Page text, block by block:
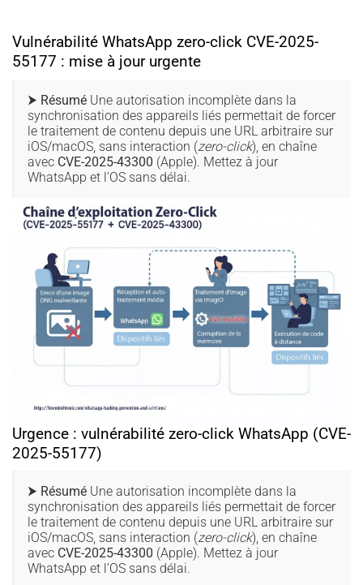
Vulnérabilité WhatsApp zero-click CVE-2025-
55177 : mise à jour urgente
⮞ Résumé Une autorisation incomplète dans la
synchronisation des appareils liés permettait de forcer
le traitement de contenu depuis une URL arbitraire sur
iOS/macOS, sans interaction (zero-click), en chaîne
avec CVE-2025-43300 (Apple). Mettez à jour
WhatsApp et l’OS sans délai.
Urgence : vulnérabilité zero-click WhatsApp (CVE-
2025-55177)
⮞ Résumé Une autorisation incomplète dans la
synchronisation des appareils liés permettait de forcer
le traitement de contenu depuis une URL arbitraire sur
iOS/macOS, sans interaction (zero-click), en chaîne
avec CVE-2025-43300 (Apple). Mettez à jour
WhatsApp et l’OS sans délai.